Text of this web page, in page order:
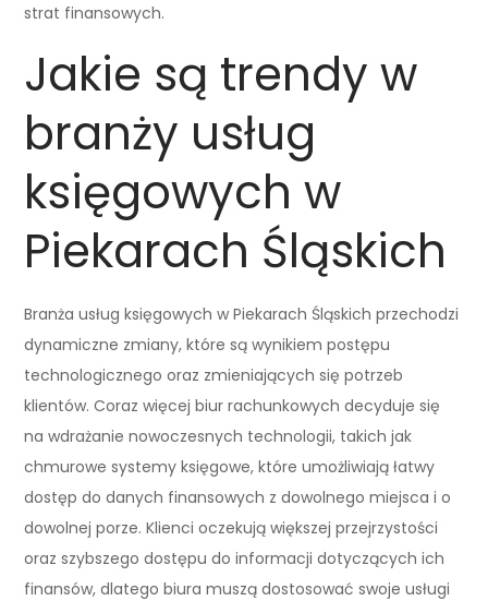
strat finansowych.
Jakie są trendy w
branży usług
księgowych w
Piekarach Śląskich
Branża usług księgowych w Piekarach Śląskich przechodzi
dynamiczne zmiany, które są wynikiem postępu
technologicznego oraz zmieniających się potrzeb
klientów. Coraz więcej biur rachunkowych decyduje się
na wdrażanie nowoczesnych technologii, takich jak
chmurowe systemy księgowe, które umożliwiają łatwy
dostęp do danych finansowych z dowolnego miejsca i o
dowolnej porze. Klienci oczekują większej przejrzystości
oraz szybszego dostępu do informacji dotyczących ich
finansów, dlatego biura muszą dostosować swoje usługi